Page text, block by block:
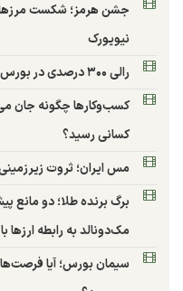
نیویورک
رالی ۳۰۰ درصدی در بورس؛ کدام صندوق اهرمی همچنان می‌تازد؟
کسانی رسید؟
مس ایران؛ ثروت
برگ برنده طلا؛ دو مانع
مک‌دونالد به رابطه ارزها
سیمان بورس؛ آیا